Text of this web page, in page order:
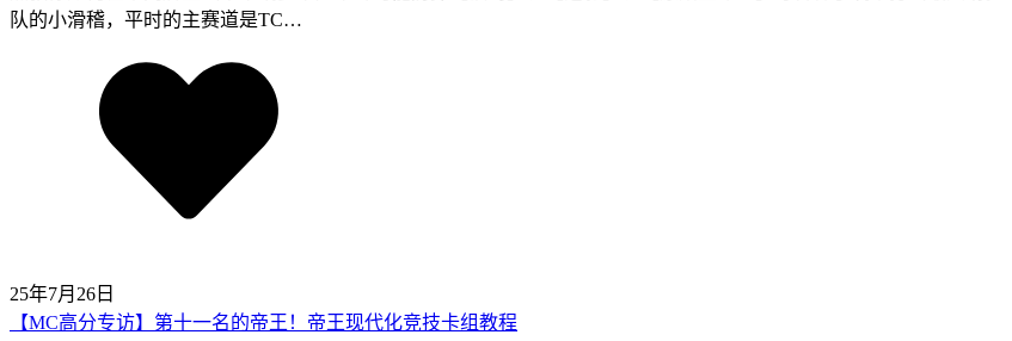
队的小滑稽，平时的主赛道是TC…
25年7月26日
【MC高分专访】第十一名的帝王！帝王现代化竞技卡组教程